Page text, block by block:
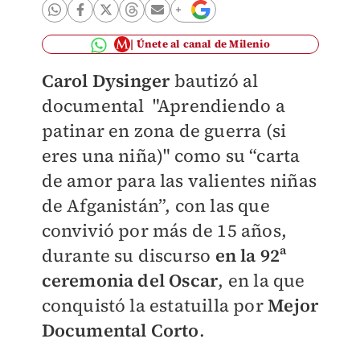
Únete al canal de Milenio
Carol Dysingerbautizó al
documental "Aprendiendo a
patinar en zona de guerra (si
eres una niña)" como su “carta
de amor para las valientes niñas
de Afganistán”, con las que
convivió por más de 15 años,
durante su discurso en la 92ª
ceremonia del Oscar, en la que
conquistó la estatuilla porMejor
Documental Corto.